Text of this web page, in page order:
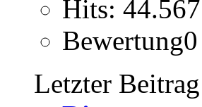
Hits: 44.567
Letzter